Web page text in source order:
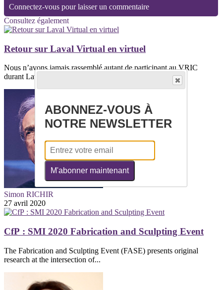
Connectez-vous pour laisser un commentaire
Consultez également
Retour sur Laval Virtual en virtuel
Nous n’avons jamais rassemblé autant de participant au VRIC
durant Laval Virtual !Les chiffres...
Simon RICHIR
27 avril 2020
CfP : SMI 2020 Fabrication and Sculpting Event
The Fabrication and Sculpting Event (FASE) presents original
research at the intersection of...
ABONNEZ-VOUS À
NOTRE NEWSLETTER
M'abonner maintenant